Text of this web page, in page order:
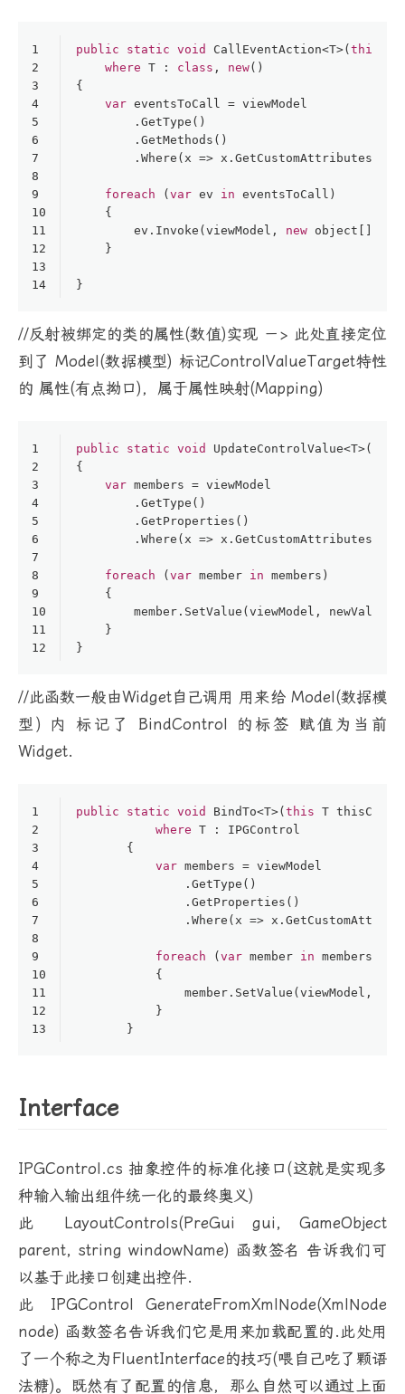
1
2
3
4
5
6
7
8
9
10
11
12
13
14
public static void CallEventAction<T>( this
where T : class , new()
{
var eventsToCall = viewModel
        .GetType()
        .GetMethods()
        .Where(x => x.GetCustomAttributes(
foreach ( var ev in eventsToCall)
    {
        ev.Invoke(viewModel,
new object
    }
}
//反射被绑定的类的属性(数值)实现 －> 此处直接定位
到了 Model(数据模型) 标记ControlValueTarget特性
的 属性(有点拗口)，属于属性映射(Mapping)
1
2
3
4
5
6
7
8
9
10
11
12
public static void UpdateControlValue<T>(
{
var members = viewModel
        .GetType()
        .GetProperties()
        .Where(x => x.GetCustomAttributes(
foreach ( var member in members)
    {
        member.SetValue(viewModel, newValue,
    }
}
//此函数一般由Widget自己调用 用来给 Model(数据模
型) 内 标记了 BindControl 的标签 赋值为当前
Widget.
1
2
3
4
5
6
7
8
9
10
11
12
13
public static void BindTo<T>( this T
where T : IPGControl
       {
var members = viewModel
               .GetType()
               .GetProperties()
.Where(x =>
foreach ( var member in members)
           {
member.SetValue(viewModel,
           }
       }
Interface
IPGControl.cs 抽象控件的标准化接口(这就是实现多
种输入输出组件统一化的最终奥义)
此 LayoutControls(PreGui gui, GameObject
parent, string windowName) 函数签名 告诉我们可
以基于此接口创建出控件.
此 IPGControl GenerateFromXmlNode(XmlNode
node) 函数签名告诉我们它是用来加载配置的.此处用
了一个称之为FluentInterface的技巧(喂自己吃了颗语
法糖)。既然有了配置的信息，那么自然可以通过上面